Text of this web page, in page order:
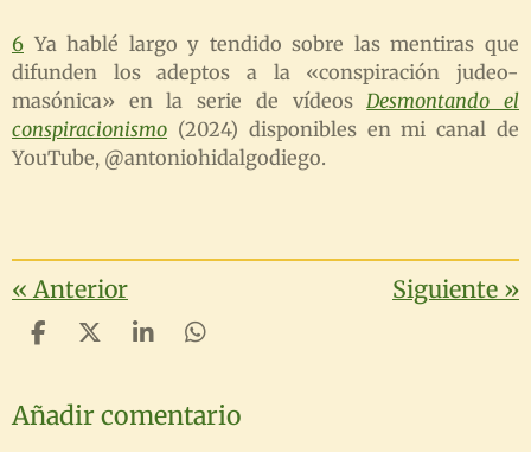
6 Ya hablé largo y tendido sobre las mentiras que
difunden los adeptos a la «conspiración judeo-
masónica» en la serie de vídeos Desmontando el
conspiracionismo (2024) disponibles en mi canal de
YouTube, @antoniohidalgodiego.
«Anterior Siguiente »
C
p
C
p
C
p
C
p
Añadir comentario